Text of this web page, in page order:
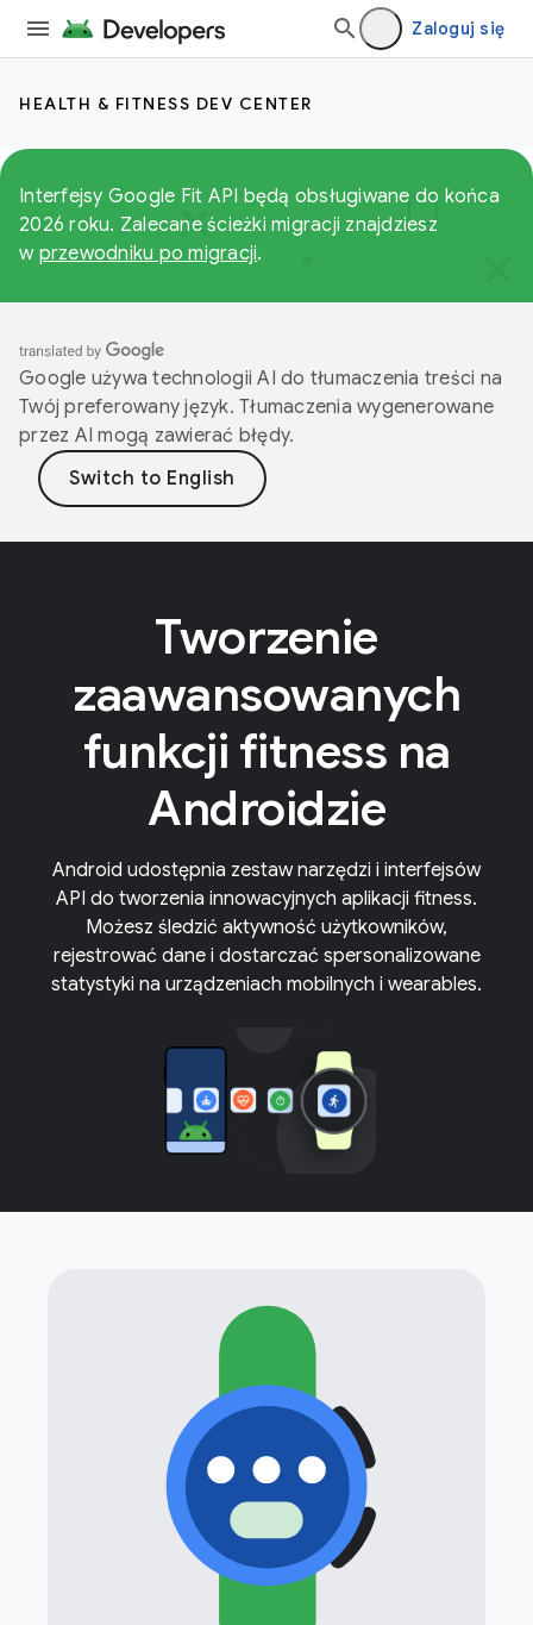
Zaloguj się
HEALTH & FITNESS DEV CENTER
Interfejsy Google Fit API będą obsługiwane do końca
2026 roku. Zalecane ścieżki migracji znajdziesz
w przewodniku po migracji.
Google używa technologii AI do tłumaczenia treści na
Twój preferowany język. Tłumaczenia wygenerowane
przez AI mogą zawierać błędy.
Tworzenie
zaawansowanych
funkcji fitness na
Androidzie
Android udostępnia zestaw narzędzi i interfejsów
API do tworzenia innowacyjnych aplikacji fitness.
Możesz śledzić aktywność użytkowników,
rejestrować dane i dostarczać spersonalizowane
statystyki na urządzeniach mobilnych i wearables.